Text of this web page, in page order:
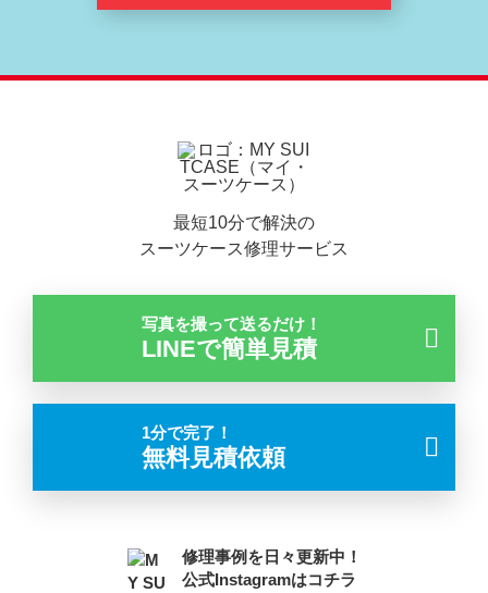
最短10分で解決の
スーツケース修理サービス
写真を撮って送るだけ！
LINEで簡単見積
1分で完了！
無料見積依頼
修理事例を日々更新中！
公式Instagramはコチラ